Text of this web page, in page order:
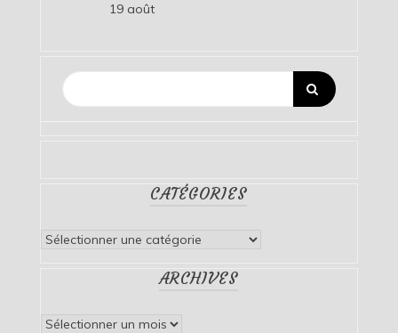
19 août
CATÉGORIES
Catégories
ARCHIVES
Archives